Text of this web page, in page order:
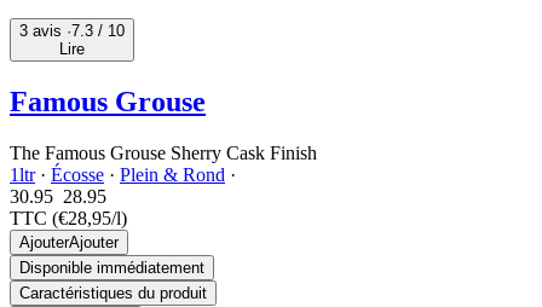
3 avis ·7.3 / 10
Lire
Famous Grouse
The Famous Grouse Sherry Cask Finish
1ltr· Écosse · Plein & Rond ·
30.95 28.95
TTC (€28,95/l)
AjouterAjouter
Disponible immédiatement
Caractéristiques du produit